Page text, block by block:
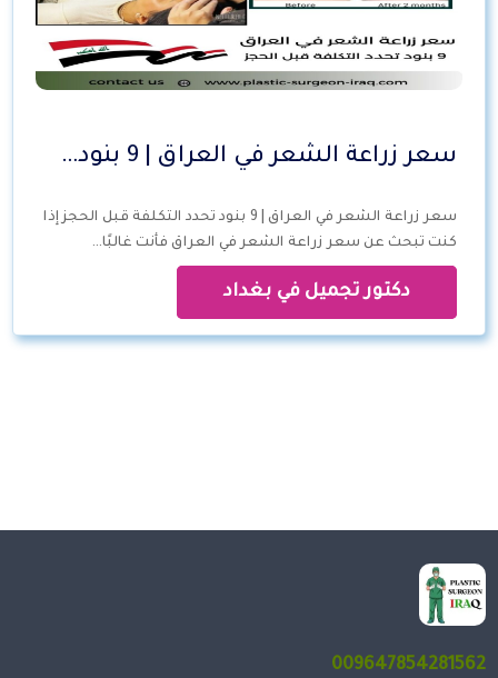
سعر زراعة الشعر في العراق | 9 بنود…
سعر زراعة الشعر في العراق | 9 بنود تحدد التكلفة قبل الحجز إذا
كنت تبحث عن سعر زراعة الشعر في العراق فأنت غالبًا…
دكتور تجميل في بغداد
009647854281562